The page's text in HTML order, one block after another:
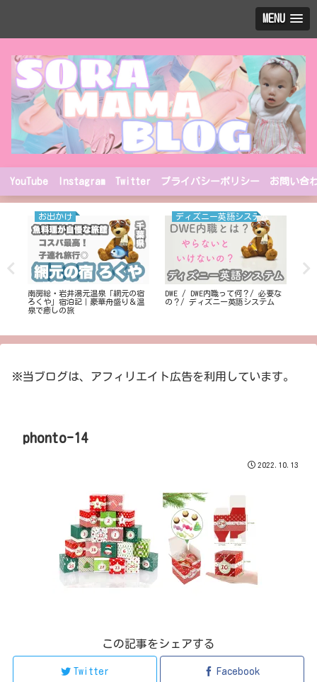
MENU
YouTube Instagram Twitter プライバシーポリシー お問い合
お出かけ
南房総・岩井湯元温泉「網元の宿
ろくや」宿泊記｜豪華舟盛り＆温
泉で癒しの旅
ディズニー英語システム
DWE / DWE内職って何？/ 必要な
の？/ ディズニー英語システム
※当ブログは、アフィリエイト広告を利用しています。
phonto-14
2022.10.13
この記事をシェアする
Twitter Facebook